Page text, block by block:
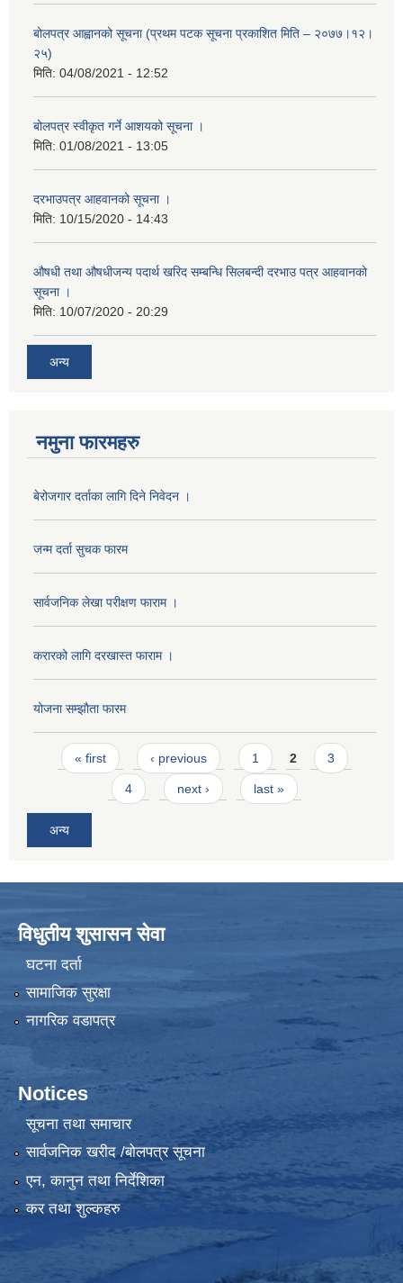
बोलपत्र आह्वानको सूचना (प्रथम पटक सूचना प्रकाशित मिति – २०७७।१२।
२५)
मिति: 04/08/2021 - 12:52
बोलपत्र स्वीकृत गर्ने आशयको सूचना ।
मिति: 01/08/2021 - 13:05
दरभाउपत्र आहवानको सूचना ।
मिति: 10/15/2020 - 14:43
औषधी तथा औषधीजन्य पदार्थ खरिद सम्बन्धि सिलबन्दी दरभाउ पत्र आहवानको
सूचना ।
मिति: 10/07/2020 - 20:29
अन्य
नमुना फारमहरु
बेरोजगार दर्ताका लागि दिने निवेदन ।
जन्म दर्ता सुचक फारम
सार्वजनिक लेखा परीक्षण फाराम ।
करारको लागि दरखास्त फाराम ।
योजना सम्झाैता फारम
Pages
« first ‹ previous 1 2 3
4 next › last »
अन्य
विधुतीय शुसासन सेवा
घटना दर्ता
सामाजिक सुरक्षा
नागरिक वडापत्र
Notices
सूचना तथा समाचार
सार्वजनिक खरीद /बोलपत्र सूचना
एन, कानुन तथा निर्देशिका
कर तथा शुल्कहरु